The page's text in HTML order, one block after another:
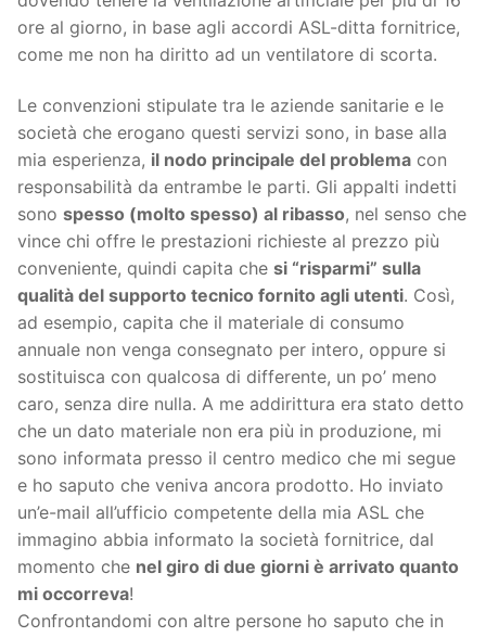
ore al giorno, in base agli accordi ASL-ditta fornitrice,
come me non ha diritto ad un ventilatore di scorta.
Le convenzioni stipulate tra le aziende sanitarie e le
società che erogano questi servizi sono, in base alla
mia esperienza, il nodo principale del problema con
responsabilità da entrambe le parti. Gli appalti indetti
sono spesso (molto spesso) al ribasso, nel senso che
vince chi offre le prestazioni richieste al prezzo più
conveniente, quindi capita che si “risparmi” sulla
qualità del supporto tecnico fornito agli utenti. Così,
ad esempio, capita che il materiale di consumo
annuale non venga consegnato per intero, oppure si
sostituisca con qualcosa di differente, un po’ meno
caro, senza dire nulla. A me addirittura era stato detto
che un dato materiale non era più in produzione, mi
sono informata presso il centro medico che mi segue
e ho saputo che veniva ancora prodotto. Ho inviato
un’e-mail all’ufficio competente della mia ASL che
immagino abbia informato la società fornitrice, dal
momento che nel giro di due giorni è arrivato quanto
mi occorreva!
Confrontandomi con altre persone ho saputo che in